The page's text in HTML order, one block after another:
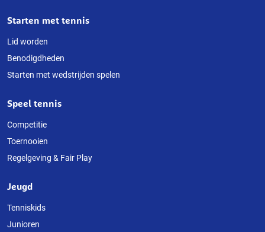
Starten met tennis
Lid worden
Benodigdheden
Starten met wedstrijden spelen
Speel tennis
Competitie
Toernooien
Regelgeving & Fair Play
Jeugd
Tenniskids
Junioren